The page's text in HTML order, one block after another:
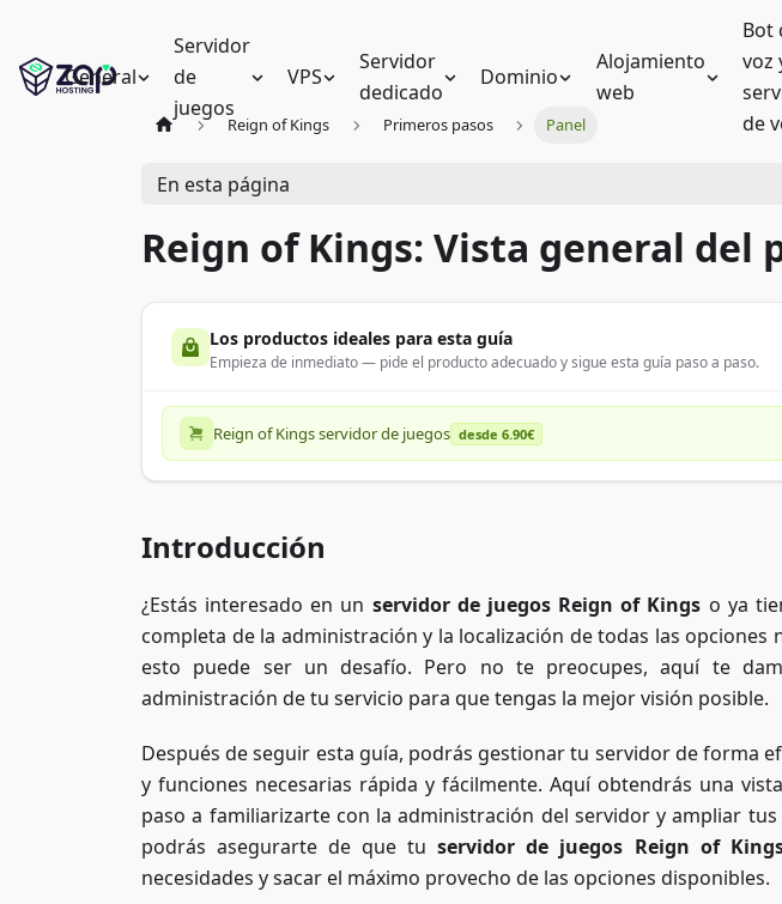
General
Servidor
de
juegos
VPS
Servidor
dedicado
Dominio
Alojamiento
web
Bot
voz
de
Reign of Kings Primeros pasos Panel
En esta página
Reign of Kings: Vista general del
Los productos ideales para esta guía
Empieza de inmediato — pide el producto adecuado y sigue esta guía paso a paso.
Reign of Kings servidor de juegos desde 6.90€
Introducción
¿Estás interesado en un servidor de juegos Reign of Kings o ya
completa de la administración y la localización de todas las opciones
esto puede ser un desafío. Pero no te preocupes, aquí te
administración de tu servicio para que tengas la mejor visión posible.
Después de seguir esta guía, podrás gestionar tu servidor de forma
y funciones necesarias rápida y fácilmente. Aquí obtendrás una
paso a familiarizarte con la administración del servidor y ampliar
podrás asegurarte de que tuservidor de juegos Reign of
necesidades y sacar el máximo provecho de las opciones disponibles.